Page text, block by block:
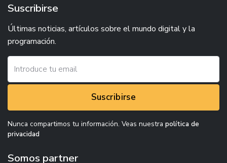
Suscribirse
Últimas noticias, artículos sobre el mundo digital y la
programación.
Suscribirse
Nunca compartimos tu información. Veas nuestra política de
privacidad
Somos partner